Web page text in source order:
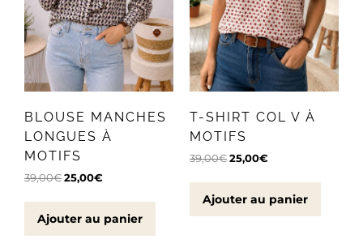
BLOUSE MANCHES
LONGUES À
MOTIFS
39,00€25,00€
Ajouter au panier
T-SHIRT COL V À
MOTIFS
39,00€25,00€
Ajouter au panier